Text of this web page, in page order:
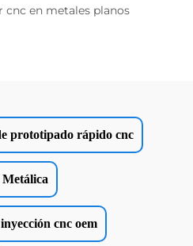
cnc en metales planos
prototipado rápido cnc
cnc oem